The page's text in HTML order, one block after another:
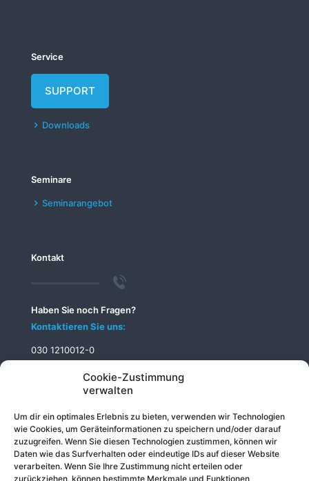
Cookie-Zustimmung
verwalten
Um dir ein optimales Erlebnis zu bieten, verwenden wir Technologien
wie Cookies, um Geräteinformationen zu speichern und/oder darauf
zuzugreifen. Wenn Sie diesen Technologien zustimmen, können wir
Daten wie das Surfverhalten oder eindeutige IDs auf dieser Website
verarbeiten. Wenn Sie Ihre Zustimmung nicht erteilen oder
zurückziehen, können bestimmte Merkmale und Funktionen
Service
SUPPORT
Downloads
Seminare
Seminarangebot
Kontakt
Haben Sie noch Fragen?
Kontaktieren Sie uns:
030 1210012-0
info@telecomputer.de